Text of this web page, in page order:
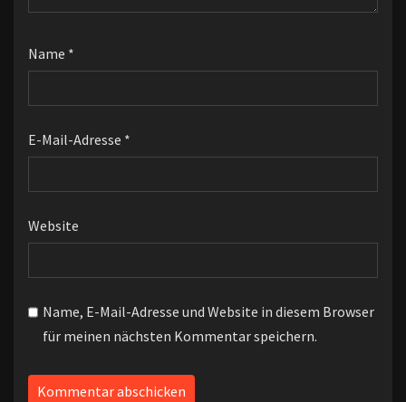
Name *
E-Mail-Adresse *
Website
Name, E-Mail-Adresse und Website in diesem Browser
für meinen nächsten Kommentar speichern.